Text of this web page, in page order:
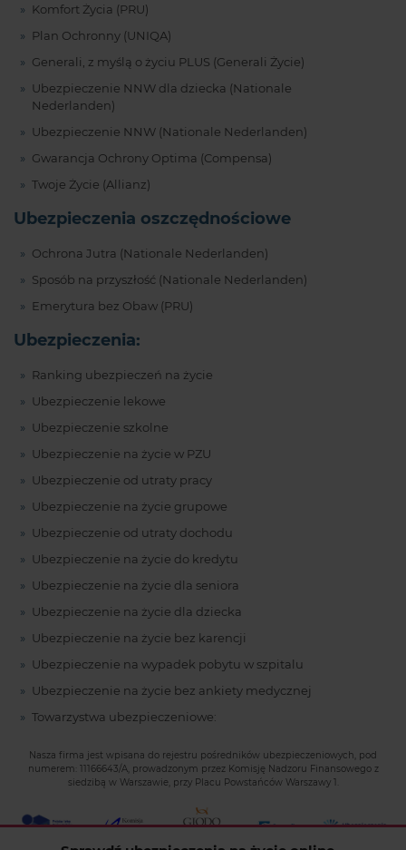
Komfort Życia (PRU)
Plan Ochronny (UNIQA)
Generali, z myślą o życiu PLUS (Generali Życie)
Ubezpieczenie NNW dla dziecka (Nationale
Nederlanden)
Ubezpieczenie NNW (Nationale Nederlanden)
Gwarancja Ochrony Optima (Compensa)
Twoje Życie (Allianz)
Ubezpieczenia oszczędnościowe
Ochrona Jutra (Nationale Nederlanden)
Sposób na przyszłość (Nationale Nederlanden)
Emerytura bez Obaw (PRU)
Ubezpieczenia:
Ranking ubezpieczeń na życie
Ubezpieczenie lekowe
Ubezpieczenie szkolne
Ubezpieczenie na życie w PZU
Ubezpieczenie od utraty pracy
Ubezpieczenie na życie grupowe
Ubezpieczenie od utraty dochodu
Ubezpieczenie na życie do kredytu
Ubezpieczenie na życie dla seniora
Ubezpieczenie na życie dla dziecka
Ubezpieczenie na życie bez karencji
Ubezpieczenie na wypadek pobytu w szpitalu
Ubezpieczenie na życie bez ankiety medycznej
Towarzystwa ubezpieczeniowe:
Nasza firma jest wpisana do rejestru pośredników ubezpieczeniowych, pod
numerem: 11166643/A, prowadzonym przez Komisję Nadzoru Finansowego z
siedzibą w Warszawie, przy Placu Powstańców Warszawy 1.